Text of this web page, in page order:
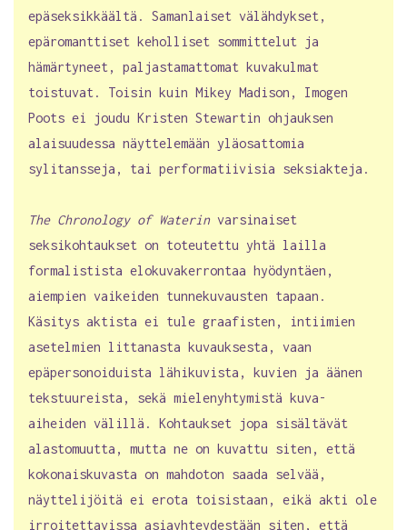
epäseksikkäältä. Samanlaiset välähdykset,
epäromanttiset keholliset sommittelut ja
hämärtyneet, paljastamattomat kuvakulmat
toistuvat. Toisin kuin Mikey Madison, Imogen
Poots ei joudu Kristen Stewartin ohjauksen
alaisuudessa näyttelemään yläosattomia
sylitansseja, tai performatiivisia seksiakteja.
The Chronology of Waterin varsinaiset
seksikohtaukset on toteutettu yhtä lailla
formalistista elokuvakerrontaa hyödyntäen,
aiempien vaikeiden tunnekuvausten tapaan.
Käsitys aktista ei tule graafisten, intiimien
asetelmien littanasta kuvauksesta, vaan
epäpersonoiduista lähikuvista, kuvien ja äänen
tekstuureista, sekä mielenyhtymistä kuva-
aiheiden välillä. Kohtaukset jopa sisältävät
alastomuutta, mutta ne on kuvattu siten, että
kokonaiskuvasta on mahdoton saada selvää,
näyttelijöitä ei erota toisistaan, eikä akti ole
irroitettavissa asiayhteydestään siten, että